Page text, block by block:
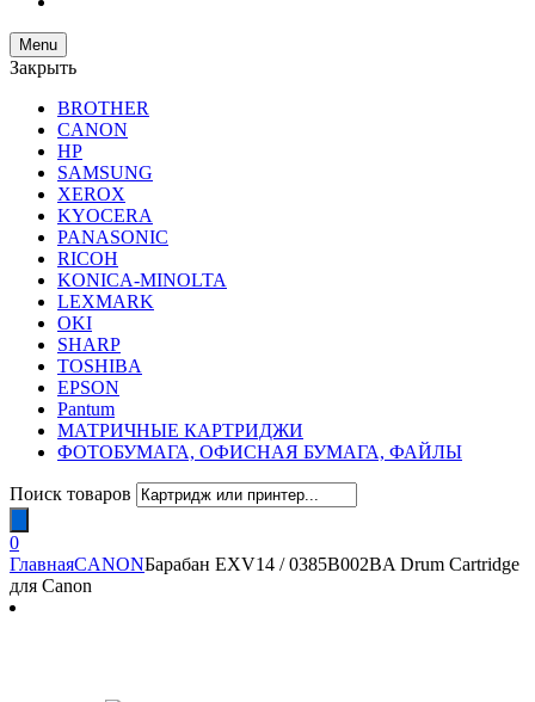
Menu
Закрыть
BROTHER
CANON
HP
SAMSUNG
XEROX
KYOCERA
PANASONIC
RICOH
KONICA-MINOLTA
LEXMARK
OKI
SHARP
TOSHIBA
EPSON
Pantum
МАТРИЧНЫЕ КАРТРИДЖИ
ФОТОБУМАГА, ОФИСНАЯ БУМАГА, ФАЙЛЫ
Поиск товаров
0
ГлавнаяCANONБарабан EXV14 / 0385B002BA Drum Cartridge
для Canon